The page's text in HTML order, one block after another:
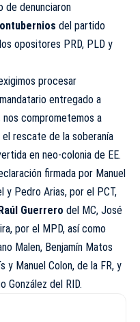
de denunciaron
del partido
opositores PRD, PLD y
procesar
entregado a
comprometemos a
el rescate de la soberanía
en neo-colonia de EE.
firmada por Manuel
y Pedro Arias, por el PCT,
Raúl Guerrero del MC, José
por el MPD, así como
Malen, Benjamín Matos
y Manuel Colon, de la FR, y
González del RID.